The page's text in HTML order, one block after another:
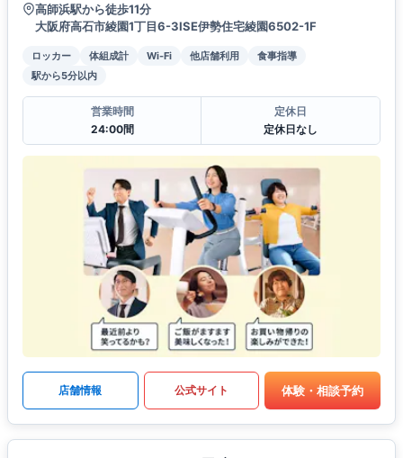
高師浜駅から徒歩11分
大阪府高石市綾園1丁目6-3ISE伊勢住宅綾園6502-1F
ロッカー 体組成計 Wi-Fi 他店舗利用
食事指導
駅から5分以内
営業時間
24:00間
定休日
定休日なし
店舗情報 公式サイト 体験・相談予約